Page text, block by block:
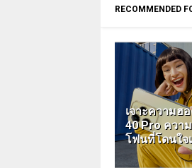
RECOMMENDED
เจาะความฮ
40 Pro ควา
โฟนที่โดนใจ